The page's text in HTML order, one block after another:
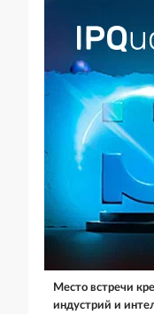
Место встречи
индустрий и